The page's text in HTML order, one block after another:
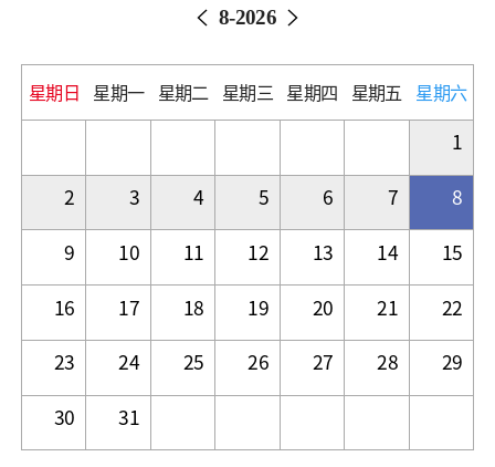
8-2026
星期日 星期一 星期二 星期三 星期四 星期五 星期六
1
2
3 4 5 6 7
8
9
10 11 12 13 14
15
16
17 18 19 20 21
22
23
24 25 26 27 28
29
30
31